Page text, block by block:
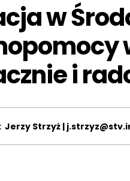
w
i
Jerzy Strzyż |